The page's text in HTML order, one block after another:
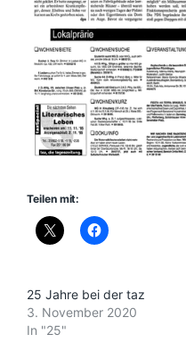
Teilen mit:
25 Jahre bei der taz
3. November 2020
In "25"